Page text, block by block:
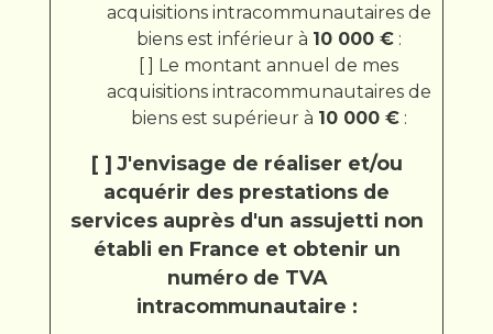
acquisitions intracommunautaires de
biens est inférieur à 10 000 €:
[ ] Le montant annuel de mes
acquisitions intracommunautaires de
biens est supérieur à 10 000 €:
[ ] J'envisage de réaliser et/ou
acquérir des prestations de
services auprès d'un assujetti non
établi en France et obtenir un
numéro de TVA
intracommunautaire :